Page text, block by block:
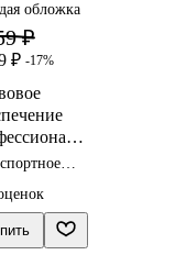
обложка
₽
₽ -17%